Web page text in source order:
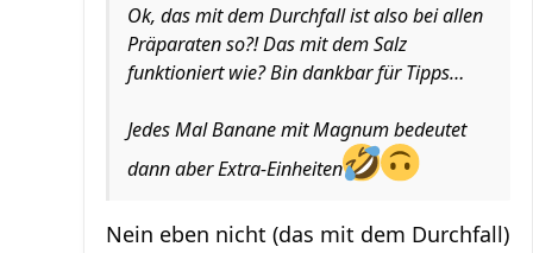
Ok, das mit dem Durchfall ist also bei allen
Präparaten so?! Das mit dem Salz
funktioniert wie? Bin dankbar für Tipps…
Jedes Mal Banane mit Magnum bedeutet
dann aber Extra-Einheiten
Nein eben nicht (das mit dem Durchfall)